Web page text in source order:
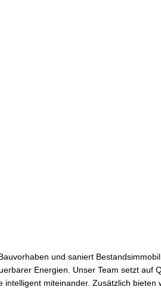
und saniert
Energien. Unser Team setzt auf
miteinander. Zusätzlich